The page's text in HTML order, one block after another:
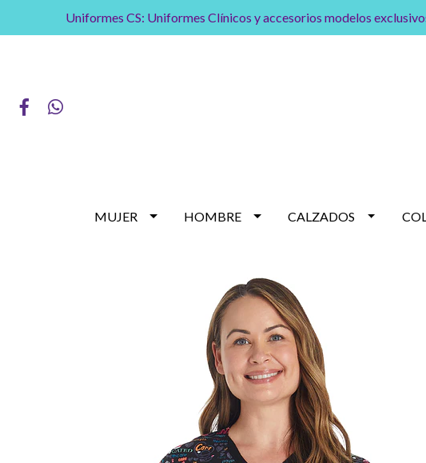
Uniformes CS: Uniformes Clínicos y accesorios modelos
MUJER HOMBRE CALZADOS